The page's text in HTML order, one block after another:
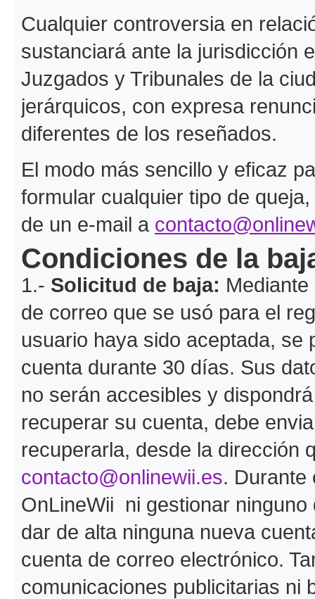
Cualquier controversia en
sustanciará ante la jurisdicción
Juzgados y Tribunales de la
jerárquicos, con expresa
diferentes de los reseñados.
El modo más sencillo y eficaz
formular cualquier tipo de
de un e-mail a
Condiciones de la
1.- Solicitud de baja:
de correo que se usó para el
usuario haya sido aceptada, se
cuenta durante 30 días. Sus
no serán accesibles y
recuperar su cuenta, debe
recuperarla, desde la dirección
contacto@onlinewii.es. Durante
OnLineWii ni gestionar
dar de alta ninguna nueva
cuenta de correo electrónico.
comunicaciones publicitarias ni